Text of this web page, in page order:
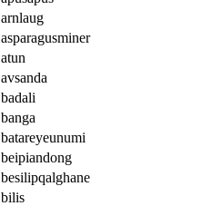
arnlaug
asparagusminer
atun
avsanda
badali
banga
batareyeunumi
beipiandong
besilipqalghane
bilis